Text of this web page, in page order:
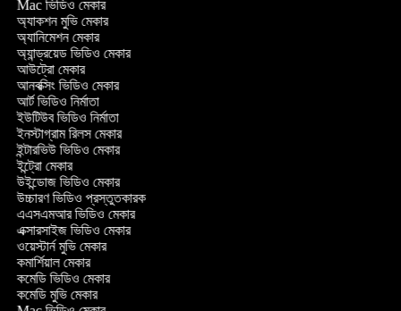
Mac ভিডিও মেকার
অ্যাকশন মুভি মেকার
অ্যানিমেশন মেকার
অ্যান্ড্রয়েড ভিডিও মেকার
আউট্রো মেকার
আনবক্সিং ভিডিও মেকার
আর্ট ভিডিও নির্মাতা
ইউটিউব ভিডিও নির্মাতা
ইনস্টাগ্রাম রিলস মেকার
ইন্টারভিউ ভিডিও মেকার
ইন্ট্রো মেকার
উইন্ডোজ ভিডিও মেকার
উচ্চারণ ভিডিও প্রস্তুতকারক
এএসএমআর ভিডিও মেকার
এক্সারসাইজ ভিডিও মেকার
ওয়েস্টার্ন মুভি মেকার
কমার্শিয়াল মেকার
কমেডি ভিডিও মেকার
কমেডি মুভি মেকার